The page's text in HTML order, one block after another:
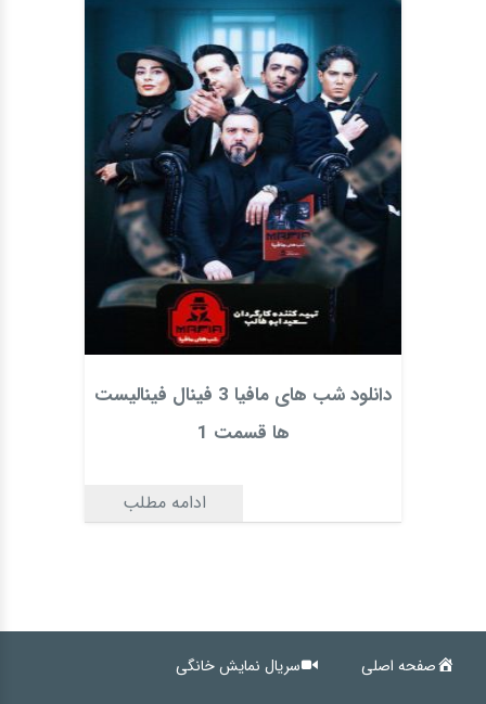
دانلود شب های مافیا 3 فینال فینالیست
ها قسمت 1
ادامه مطلب
صفحه اصلی
سریال نمایش خانگی